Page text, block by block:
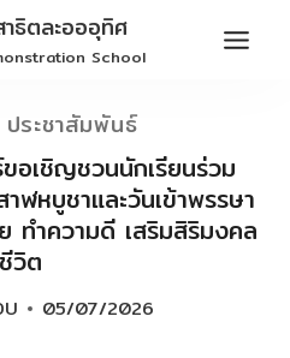
าธิตละอออุทิศ
School
ระชาสัมพันธ์
อเชิญชวนนักเรียนร่วม
ฬหบูชาและวันเข้าพรรษา
ทำความดี เสริมสิริมงคล
ชีวิต
05/07/2026